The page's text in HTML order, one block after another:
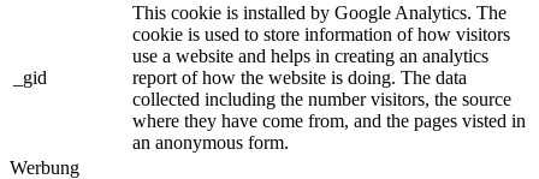
_gid
This cookie is installed by Google Analytics. The
cookie is used to store information of how visitors
use a website and helps in creating an analytics
report of how the website is doing. The data
collected including the number visitors, the source
where they have come from, and the pages visted in
an anonymous form.
Werbung